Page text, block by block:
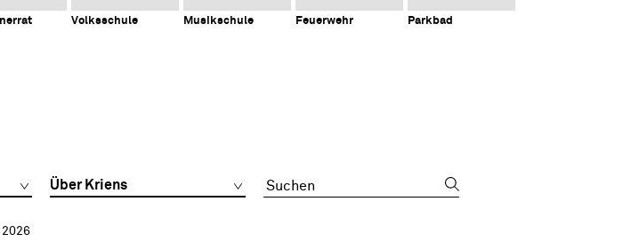
Volksschule Musikschule Feuerwehr Parkbad
Über Kriens Suchbegriff